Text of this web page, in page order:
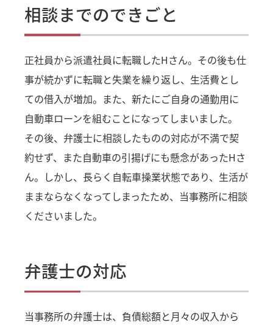
相談までのできごと
正社員から派遣社員に転職したHさん。その後も仕
事が続かずに転職と失業を繰り返し、生活費とし
ての借入が増加。また、新たにご自身の通勤用に
自動車ローンを組むことになってしまいました。
その後、弁護士に相談したものの対応が不満で契
約せず、また自動車の引揚げにも懸念があったHさ
ん。しかし、長らく自転車操業状態であり、生活が
ままならなくなってしまったため、当事務所に相談
くださいました。
弁護士の対応
当事務所の弁護士は、負債総額と月々の収入から